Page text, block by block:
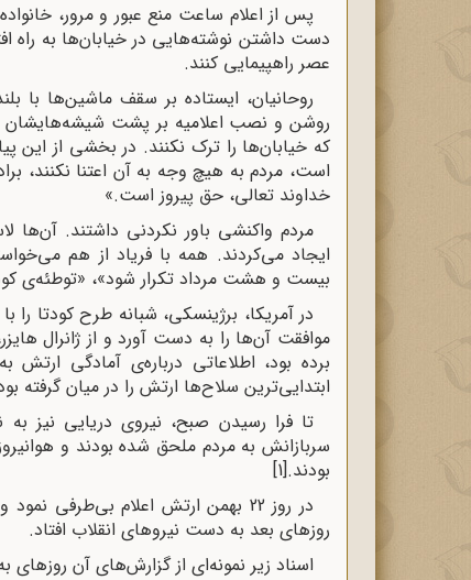
پس از اعلام ساعت منع عبور و مرور،
دست داشتن نوشته‌هایی در خیابان‌ها به راه
عصر راهپیمایی کنند.
روحانیان، ایستاده بر سقف ماشین‌ها با
روشن و نصب اعلامیه بر پشت شیشه‌هایشان
که خیابان‌ها را ترک نکنند. در بخشی از این
است، مردم به هیچ وجه به آن اعتنا نکنند،
خداوند تعالی، حق پیروز است.»
مردم واکنشی باور نکردنی داشتند. آن‌ها
ایجاد می‌کردند. همه با فریاد از هم
بیست و هشت مرداد تکرار شود»، «توطئه‌ی
در آمریکا، برژینسکی، شبانه طرح کودتا را
موافقت آن‌ها را به دست آورد و از ژانرال
برده بود، اطلاعاتی درباره‌ی آمادگی
ابتدایی‌ترین سلاح‌ها ارتش را در میان گرفته
تا فرا رسیدن صبح، نیروی دریایی نیز
سربازانش به مردم ملحق شده بودند و
بودند.[1]
در روز 22 بهمن ارتش اعلام
روزهای بعد به دست نیروهای انقلاب افتاد.
اسناد زیر نمونه‌ای از گزارش‌های آن روزهای